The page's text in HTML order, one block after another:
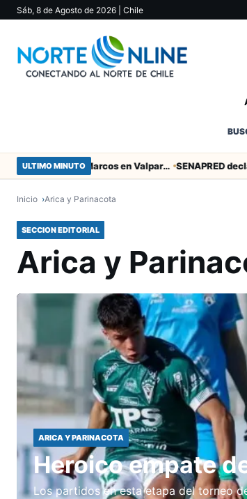
Sáb, 8 de Agosto de 2026 | Chile
ULTIMO MINUTO Heroico empate de San Marcos en Valparaíso
Inicio Arica y Parinacota
SECCION EDITORIAL
Arica y
ARICA Y PARINACOTA
Heroico empate
Los partidos en esta etapa del torneo